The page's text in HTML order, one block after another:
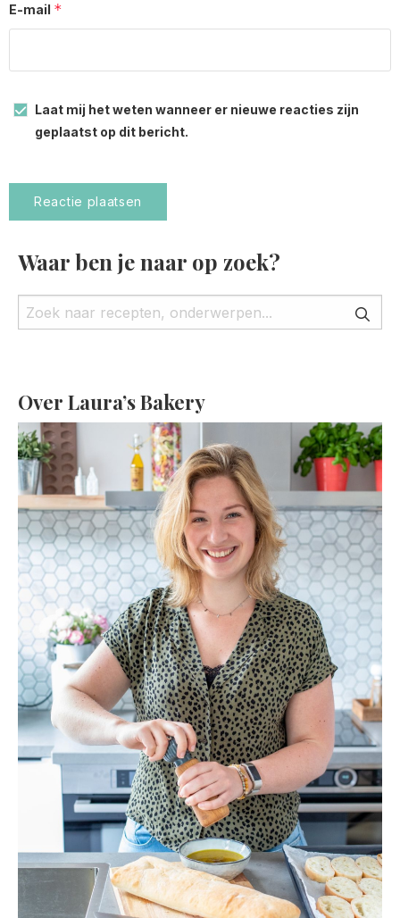
E-mail *
Laat mij het weten wanneer er nieuwe reacties zijn
geplaatst op dit bericht.
Waar ben je naar op zoek?
Over Laura’s Bakery